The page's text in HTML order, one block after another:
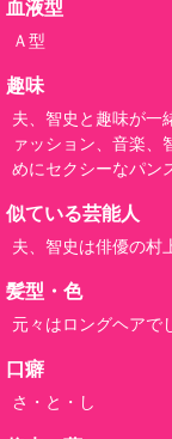
血液型
Ａ型
趣味
夫、智史と趣味が一
ァッション、音楽、
めにセクシーなパン
似ている芸能人
夫、智史は俳優の村
髪型・色
元々はロングヘアで
口癖
さ・と・し